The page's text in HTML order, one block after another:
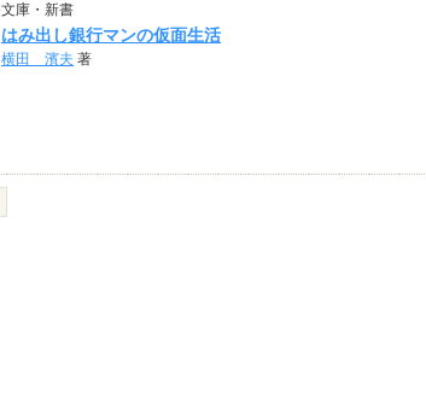
文庫・新書
はみ出し銀行マンの仮面生活
横田 濱夫 著